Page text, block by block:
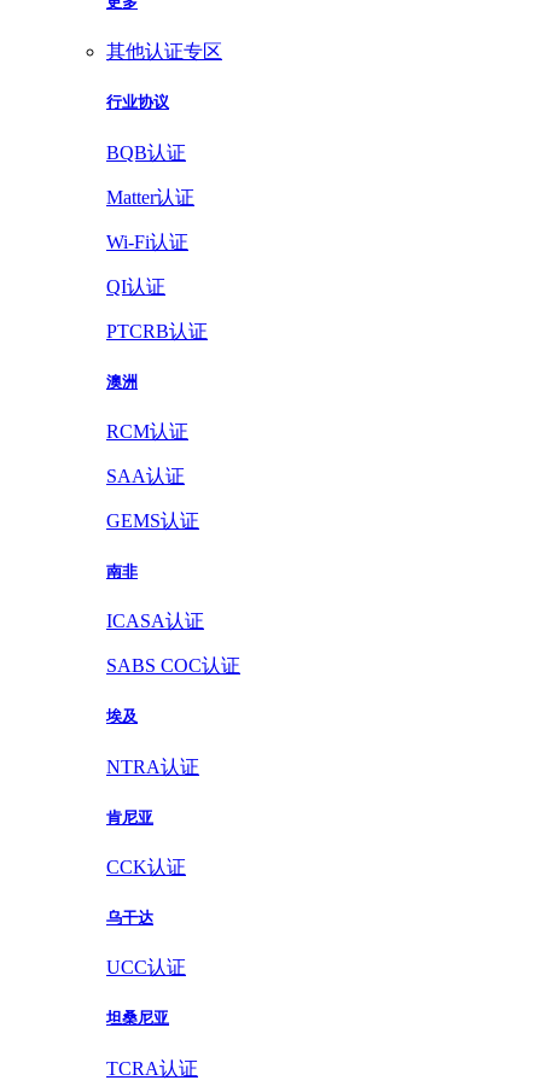
其他认证专区
行业协议
BQB认证
Matter认证
Wi-Fi认证
QI认证
PTCRB认证
澳洲
RCM认证
SAA认证
GEMS认证
南非
ICASA认证
SABS COC认证
埃及
NTRA认证
肯尼亚
CCK认证
乌干达
UCC认证
坦桑尼亚
TCRA认证